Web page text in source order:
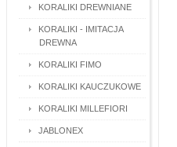
KORALIKI DREWNIANE
KORALIKI - IMITACJA
DREWNA
KORALIKI FIMO
KORALIKI KAUCZUKOWE
KORALIKI MILLEFIORI
JABLONEX